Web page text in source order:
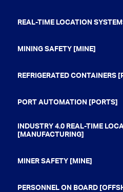
REAL-TIME LOCATION
MINING SAFETY [MINE]
REFRIGERATED CONTAINERS
PORT AUTOMATION [PORTS]
INDUSTRY 4.0 REAL-TIME
[MANUFACTURING]
MINER SAFETY [MINE]
PERSONNEL ON BOARD